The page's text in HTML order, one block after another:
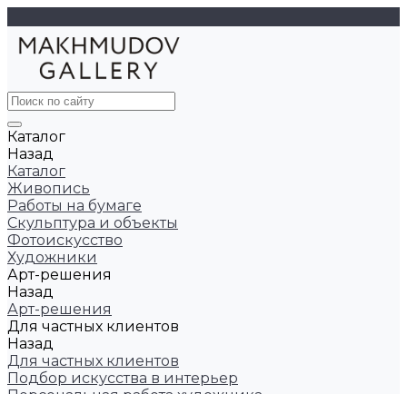
Каталог
Назад
Каталог
Живопись
Работы на бумаге
Скульптура и объекты
Фотоискусство
Художники
Арт-решения
Назад
Арт-решения
Для частных клиентов
Назад
Для частных клиентов
Подбор искусства в интерьер